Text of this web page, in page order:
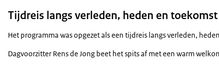
Tijdreis langs verleden, heden en toekomst
Het programma was opgezet als een tijdreis langs verleden,
Dagvoorzitter Rens de Jong beet het spits af met een warm